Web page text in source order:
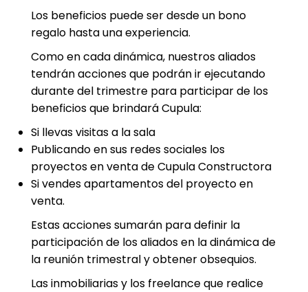
Los beneficios puede ser desde un bono
regalo hasta una experiencia.
Como en cada dinámica, nuestros aliados
tendrán acciones que podrán ir ejecutando
durante del trimestre para participar de los
beneficios que brindará Cupula:
Si llevas visitas a la sala
Publicando en sus redes sociales los
proyectos en venta de Cupula Constructora
Si vendes apartamentos del proyecto en
venta.
Estas acciones sumarán para definir la
participación de los aliados en la dinámica de
la reunión trimestral y obtener obsequios.
Las inmobiliarias y los freelance que realice